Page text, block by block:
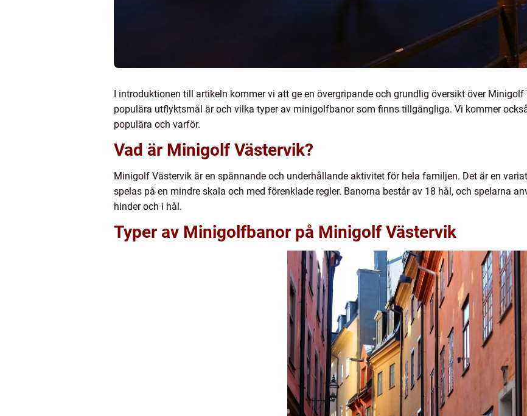
I introduktionen till artikeln kommer vi att ge en övergripande och grundlig översikt över
populära utflyktsmål är och vilka typer av minigolfbanor som finns tillgängliga. Vi kommer
populära och varför.
Vad är Minigolf Västervik?
Minigolf Västervik är en spännande och underhållande aktivitet för hela familjen. Det är en
spelas på en mindre skala och med förenklade regler. Banorna består av 18 hål, och spelarna
hinder och i hål.
Typer av Minigolfbanor på Minigolf Västervik